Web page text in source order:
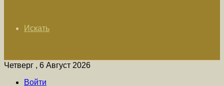
Искать
Четверг , 6 Август 2026
Войти